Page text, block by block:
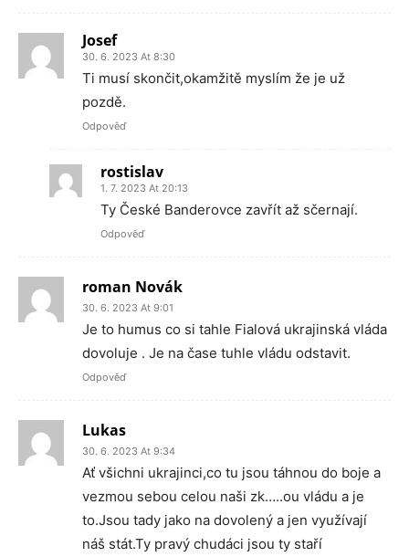
Josef
30. 6. 2023 At 8:30
Ti musí skončit,okamžitě myslím že je už
pozdě.
Odpověď
rostislav
1. 7. 2023 At 20:13
Ty České Banderovce zavřít až sčernají.
Odpověď
roman Novák
30. 6. 2023 At 9:01
Je to humus co si tahle Fialová ukrajinská vláda
dovoluje . Je na čase tuhle vládu odstavit.
Odpověď
Lukas
30. 6. 2023 At 9:34
Ať všichni ukrajinci,co tu jsou táhnou do boje a
vezmou sebou celou naši zk…..ou vládu a je
to.Jsou tady jako na dovolený a jen využívají
náš stát.Ty pravý chudáci jsou ty staří